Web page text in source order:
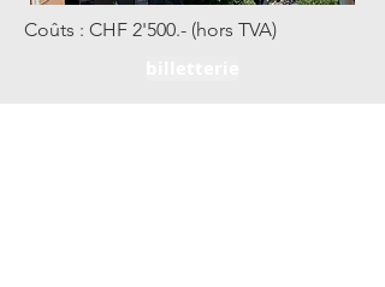
Coûts : CHF 2'500.- (hors TVA)